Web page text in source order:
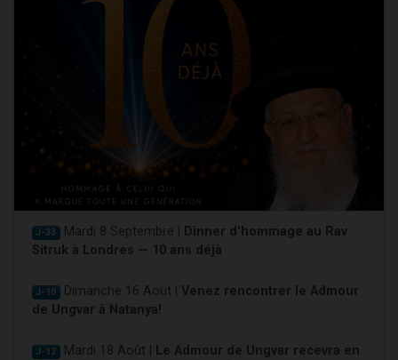
J-33 Mardi 8 Septembre |
Dinner d'hommage au Rav
Sitruk à Londres — 10 ans déjà
J-10 Dimanche 16 Août | Venez rencontrer le Admour
de Ungvar à Natanya!
J-12 Mardi 18 Août |
Le Admour de Ungvar recevra en